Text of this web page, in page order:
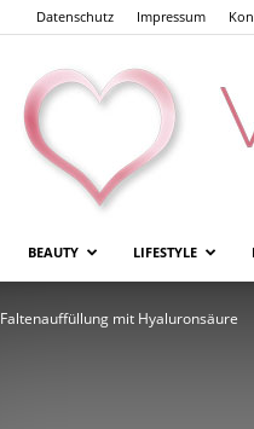
Datenschutz Impressum
BEAUTY LIFESTYLE
Faltenauffüllung mit Hyaluronsäure